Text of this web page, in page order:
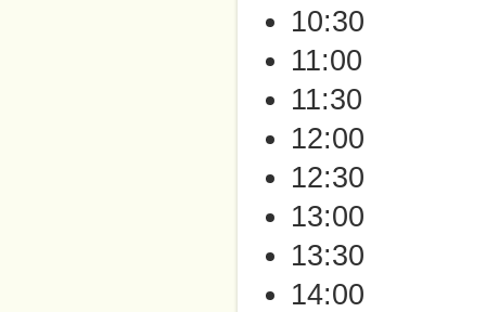
10:30
11:00
11:30
12:00
12:30
13:00
13:30
14:00